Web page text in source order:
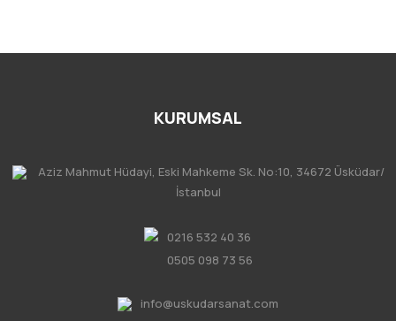
KURUMSAL
Aziz Mahmut Hüdayi, Eski Mahkeme Sk. No:10, 34672 Üsküdar/
İstanbul
0216 532 40 36
0505 098 73 56
info@uskudarsanat.com